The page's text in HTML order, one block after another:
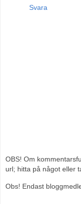
Svara
OBS! Om
url; hitta på något eller
Obs! Endast